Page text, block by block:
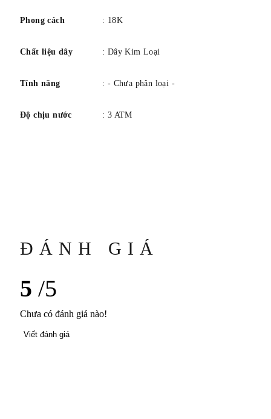
Phong cách : 18K
Chất liệu dây : Dây Kim Loại
Tính năng : - Chưa phân loại -
Độ chịu nước : 3 ATM
ĐÁNH GIÁ
5 /5
Chưa có đánh giá nào!
Viết đánh giá